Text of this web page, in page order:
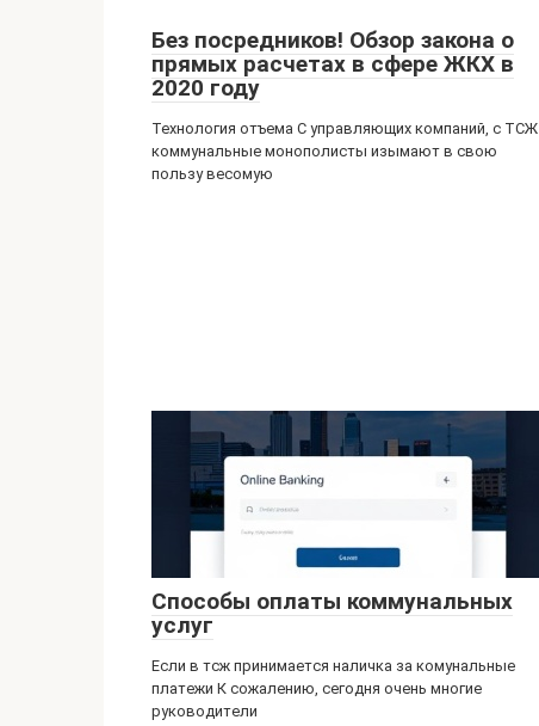
Без посредников! Обзор закона о
прямых расчетах в сфере ЖКХ в
2020 году
Технология отъема С управляющих компаний, с ТСЖ
коммунальные монополисты изымают в свою
пользу весомую
Способы оплаты коммунальных
услуг
Если в тсж принимается наличка за комунальные
платежи К сожалению, сегодня очень многие
руководители